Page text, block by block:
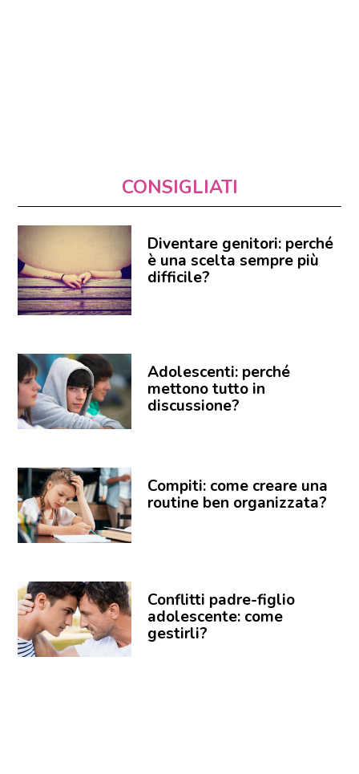
CONSIGLIATI
Diventare genitori: perché
è una scelta sempre più
difficile?
Adolescenti: perché
mettono tutto in
discussione?
Compiti: come creare una
routine ben organizzata?
Conflitti padre-figlio
adolescente: come
gestirli?